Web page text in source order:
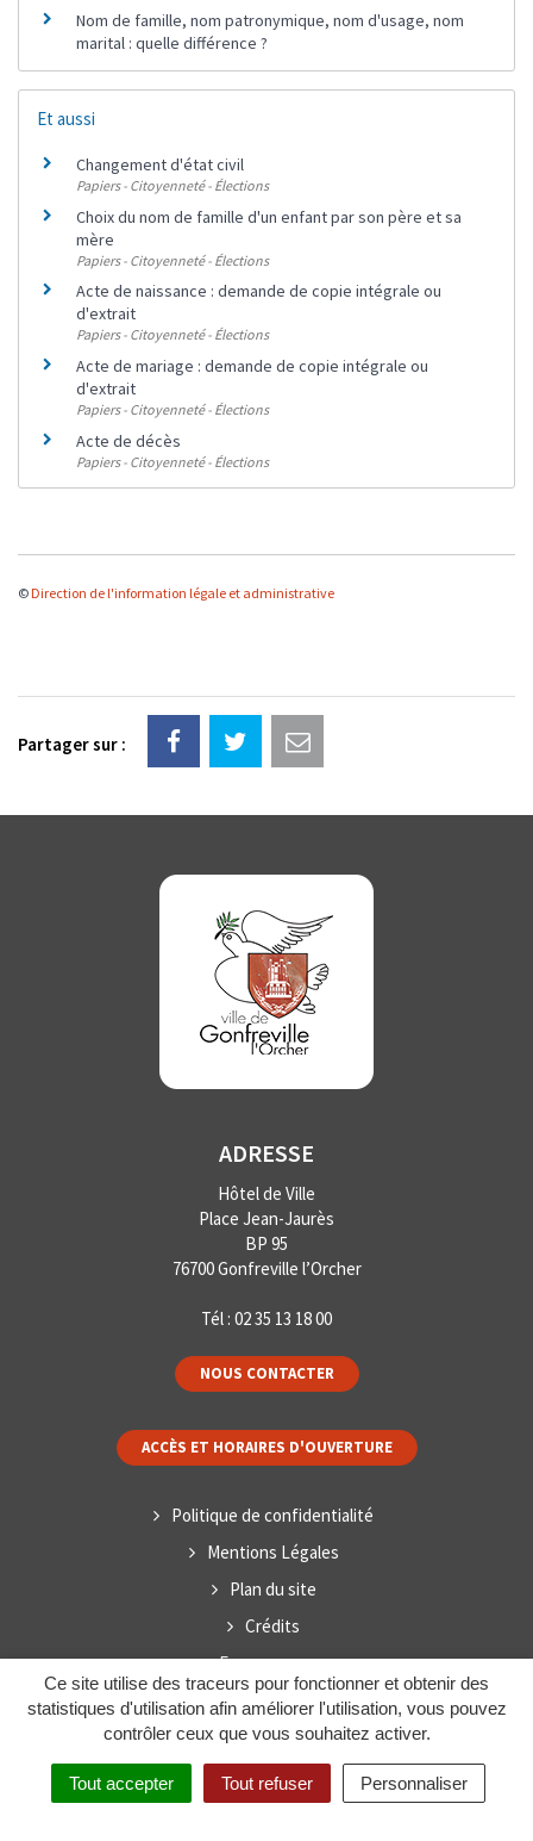
Ce site utilise des traceurs pour fonctionner et obtenir des
statistiques d'utilisation afin améliorer l'utilisation, vous pouvez
contrôler ceux que vous souhaitez activer.
Tout accepter Tout refuser Personnaliser
Nom de famille, nom patronymique, nom d'usage, nom
marital : quelle différence ?
Et aussi
Changement d'état civil
Papiers - Citoyenneté - Élections
Choix du nom de famille d'un enfant par son père et sa
mère
Papiers - Citoyenneté - Élections
Acte de naissance : demande de copie intégrale ou
d'extrait
Papiers - Citoyenneté - Élections
Acte de mariage : demande de copie intégrale ou
d'extrait
Papiers - Citoyenneté - Élections
Acte de décès
Papiers - Citoyenneté - Élections
© Direction de l'information légale et administrative
Partager sur :
ADRESSE
Hôtel de Ville
Place Jean-Jaurès
BP 95
76700 Gonfreville l’Orcher
Tél : 02 35 13 18 00
NOUS CONTACTER
ACCÈS ET HORAIRES D'OUVERTURE
Politique de confidentialité
Mentions Légales
Plan du site
Crédits
Espace presse